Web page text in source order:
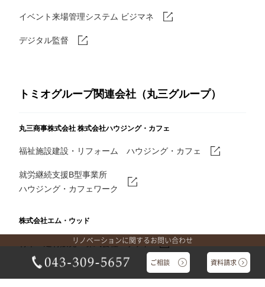
リノベーションに関するお問い合わせ
ご相談 資料請求
イベント来場管理システム ビジマネ
デジタル監督
トミオグループ関連会社（丸三グループ）
丸三商事株式会社 株式会社ハウジング・カフェ
福祉施設建設・リフォーム ハウジング・カフェ
就労継続支援B型事業所
ハウジング・カフェワーク
株式会社エム・ウッド
材木・建材販売 株式会社Mウッド